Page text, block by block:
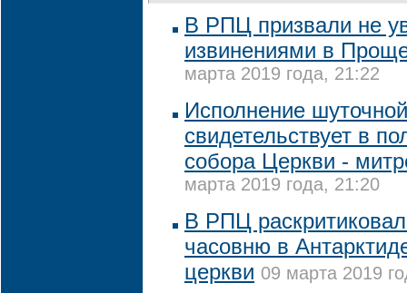
В РПЦ призвали не
извинениями в
марта 2019 года, 21:22
Исполнение
свидетельствует в
собора Церкви -
марта 2019 года, 21:20
В РПЦ
часовню в
церкви 09 марта 2019